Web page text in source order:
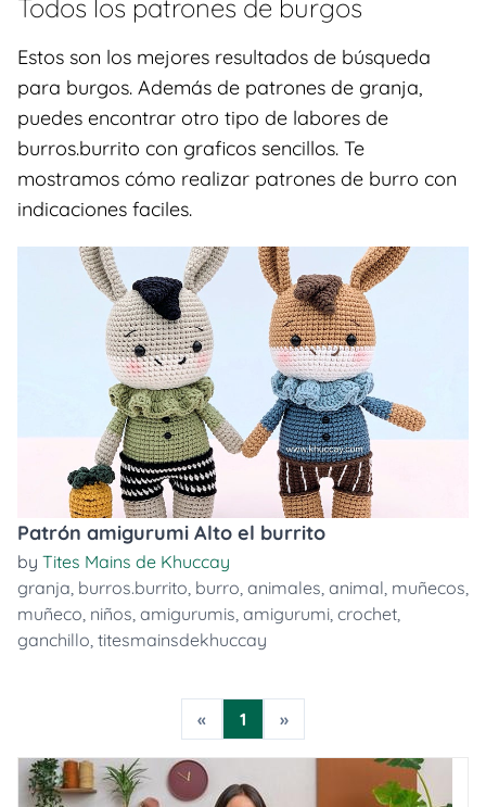
Todos los patrones de burgos
Estos son los mejores resultados de búsqueda
para burgos. Además de patrones de granja,
puedes encontrar otro tipo de labores de
burros.burrito con graficos sencillos. Te
mostramos cómo realizar patrones de burro con
indicaciones faciles.
Patrón amigurumi Alto el burrito
by Tites Mains de Khuccay
granja, burros.burrito, burro, animales, animal, muñecos,
muñeco, niños, amigurumis, amigurumi, crochet,
ganchillo, titesmainsdekhuccay
« 1 »